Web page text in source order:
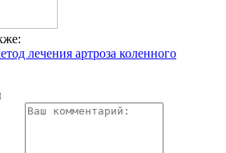
лечения артроза коленного